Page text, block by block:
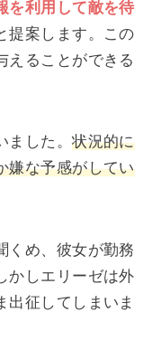
を利用して敵を待
提案します。この
えることができる
ました。状況的に
嫌な予感がしてい
くめ、彼女が勤務
かしエリーゼは外
出征してしまいま